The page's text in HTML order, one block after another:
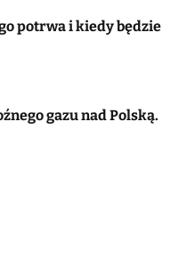
potrwa i kiedy będzie
gazu nad Polską.